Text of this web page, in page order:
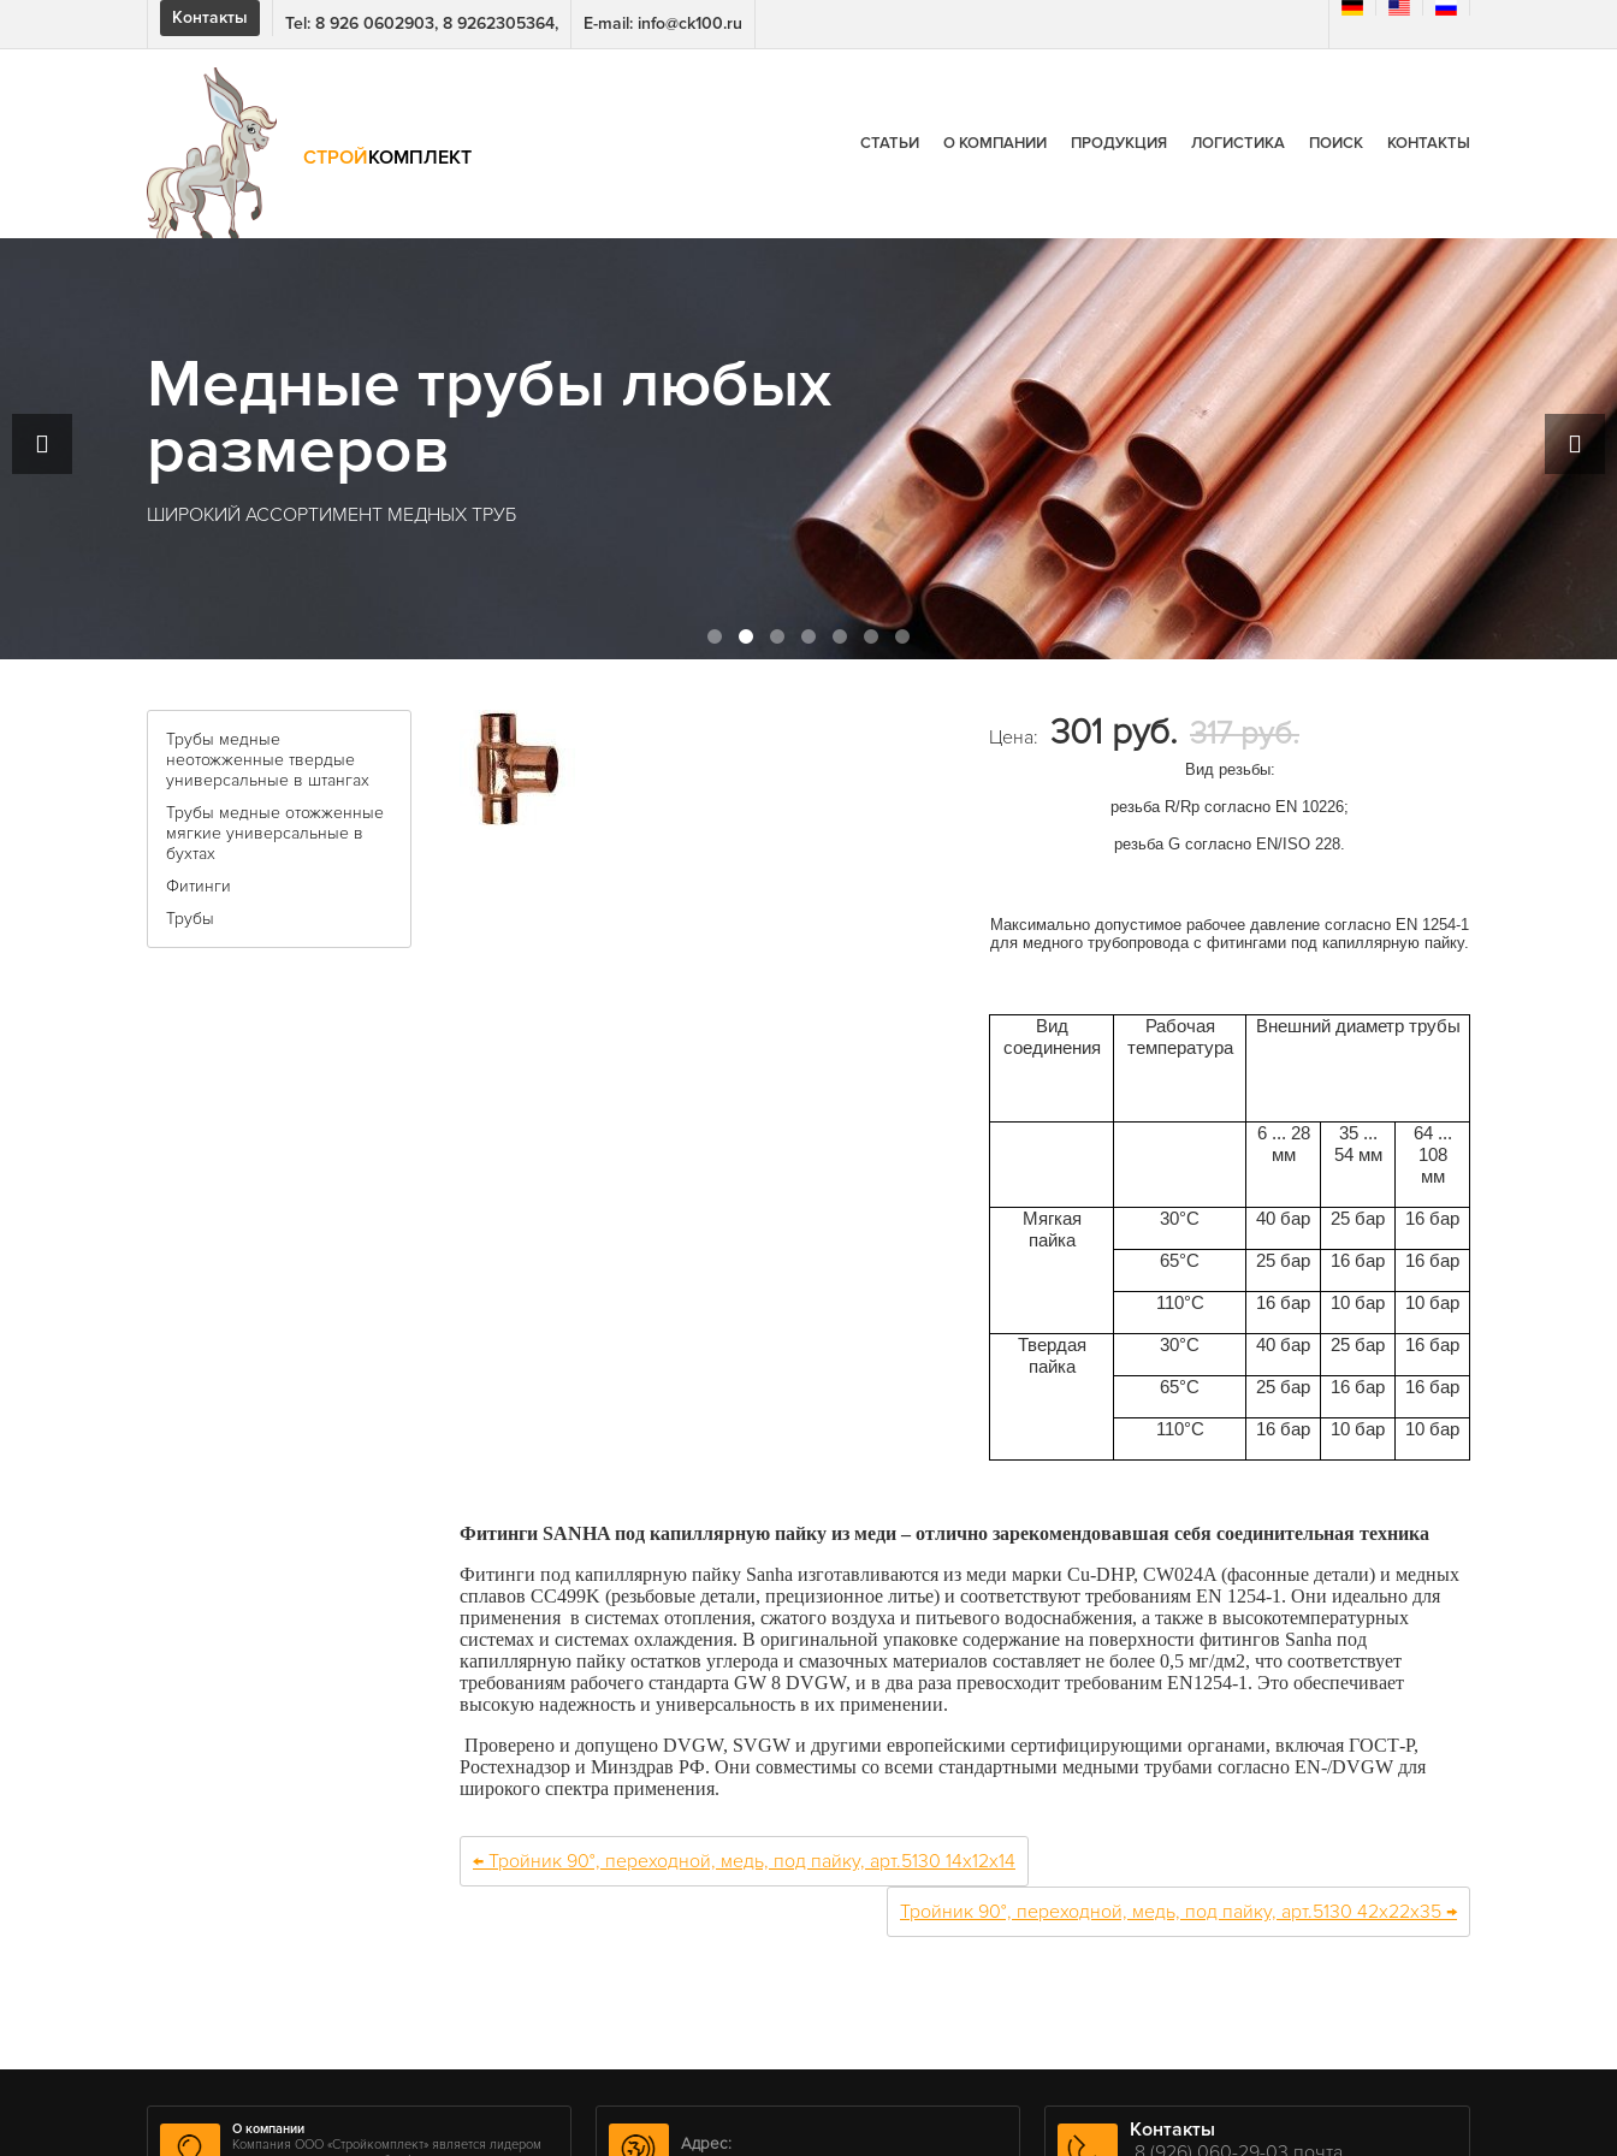
Контакты Tel: 8 926 0602903, 8 9262305364, E-mail: info@ck100.ru
СТРОЙКОМПЛЕКТ
СТАТЬИ О КОМПАНИИ ПРОДУКЦИЯ ЛОГИСТИКА ПОИСК КОНТАКТЫ
Медные трубы любых
размеров
ШИРОКИЙ АССОРТИМЕНТ МЕДНЫХ ТРУБ
Трубы медные
неотожженные твердые
универсальные в штангах
Трубы медные отожженные
мягкие универсальные в
бухтах
Фитинги
Трубы
Цена: 301 руб. 317 руб.
Вид резьбы:
резьба R/Rp согласно EN 10226;
резьба G согласно EN/ISO 228.
Максимально допустимое рабочее давление согласно EN 1254-1
для медного трубопровода с фитингами под капиллярную пайку.
Вид
соединения
Рабочая
температура
Внешний диаметр трубы
6 ... 28
мм
35 ...
54 мм
64 ...
108
мм
Мягкая
пайка
30°C 40 бар 25 бар 16 бар
65°C 25 бар 16 бар 16 бар
110°C 16 бар 10 бар 10 бар
Твердая
пайка
30°C 40 бар 25 бар 16 бар
65°C 25 бар 16 бар 16 бар
110°C 16 бар 10 бар 10 бар
Фитинги SANHA под капиллярную пайку из меди – отлично зарекомендовавшая себя соединительная техника
Фитинги под капиллярную пайку Sanha изготавливаются из меди марки Cu-DHP, CW024A (фасонные детали) и медных
сплавов CC499K (резьбовые детали, прецизионное литье) и соответствуют требованиям EN 1254-1. Они идеально для
применения в системах отопления, сжатого воздуха и питьевого водоснабжения, а также в высокотемпературных
системах и системах охлаждения. В оригинальной упаковке содержание на поверхности фитингов Sanha под
капиллярную пайку остатков углерода и смазочных материалов составляет не более 0,5 мг/дм2, что соответствует
требованиям рабочего стандарта GW 8 DVGW, и в два раза превосходит требованим EN1254-1. Это обеспечивает
высокую надежность и универсальность в их применении.
Проверено и допущено DVGW, SVGW и другими европейскими сертифицирующими органами, включая ГОСТ-Р,
Ростехнадзор и Минздрав РФ. Они совместимы со всеми стандартными медными трубами согласно EN-/DVGW для
широкого спектра применения.
← Тройник 90°, переходной, медь, под пайку, арт.5130 14х12х14
Тройник 90°, переходной, медь, под пайку, арт.5130 42х22х35 →
О компании
Компания ООО «Стройкомплект» является лидером
Адрес:
Контакты